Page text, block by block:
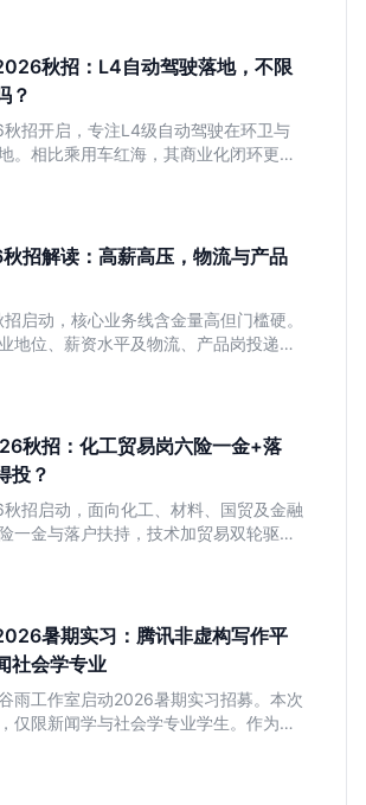
秋招：L4自动驾驶落地，不限
？
招开启，专注L4级自动驾驶在环卫与
。相比乘用车红海，其商业化闭环更清
健康。本文解读其业务模式、岗位稳定
招解读：高薪高压，物流与产品
启动，核心业务线含金量高但门槛硬。
地位、薪资水平及物流、产品岗投递策
否适合这种高强度职业起步。
秋招：化工贸易岗六险一金+落
投？
秋招启动，面向化工、材料、国贸及金融
一金与落户扶持，技术加贸易双轮驱动
本文解读岗位需求与福利含金量，帮应
暑期实习：腾讯非虚构写作平
社会学专业
雨工作室启动2026暑期实习招募。本次
仅限新闻学与社会学专业学生。作为深
头部团队，该岗位提供独立发稿机会与